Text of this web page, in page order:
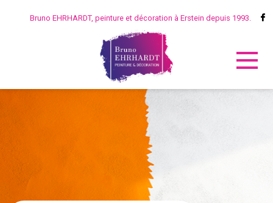
Bruno EHRHARDT, peinture et décoration à Erstein depuis 1993.